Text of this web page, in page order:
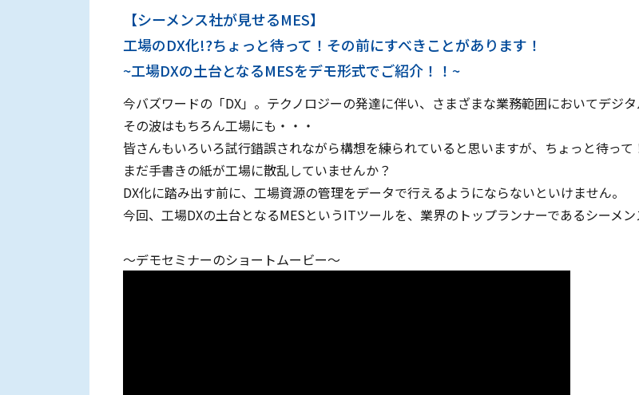
【シーメンス社が見せるMES】
工場のDX化!?ちょっと待って！その前にすべきことがあります！
~工場DXの土台となるMESをデモ形式でご紹介！！~
今バズワードの「DX」。テクノロジーの発達に伴い、さまざまな業務範囲においてデジタ
その波はもちろん工場にも・・・
皆さんもいろいろ試行錯誤されながら構想を練られていると思いますが、ちょっと待って
まだ手書きの紙が工場に散乱していませんか？
DX化に踏み出す前に、工場資源の管理をデータで行えるようにならないといけません。
今回、工場DXの土台となるMESというITツールを、業界のトップランナーであるシーメ
～デモセミナーのショートムービー～